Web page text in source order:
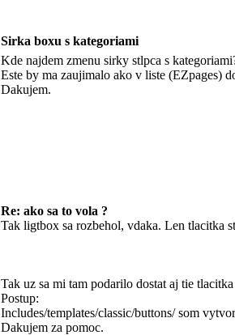
Sirka boxu s kategoriami
Kde najdem zmenu sirky stlpca s
Este by ma zaujimalo ako v liste (EZpages)
Dakujem.
Re: ako sa to vola ?
Tak ligtbox sa rozbehol, vdaka. Len tlacitka
Tak uz sa mi tam podarilo dostat aj tie
Postup:
Includes/templates/classic/buttons/ som
Dakujem za pomoc.